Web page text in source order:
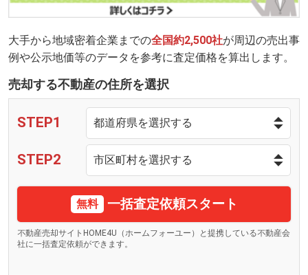
大手から地域密着企業までの全国約2,500社が周辺の売出事
例や公示地価等のデータを参考に査定価格を算出します。
売却する不動産の住所を選択
STEP1
STEP2
無料 一括査定依頼スタート
不動産売却サイトHOME4U（ホームフォーユー）と提携している不動産会
社に一括査定依頼ができます。